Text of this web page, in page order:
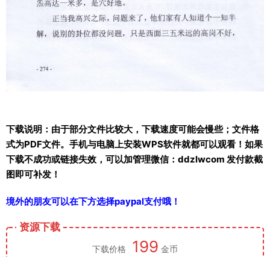
下载说明：由于部分文件比较大，下载速度可能会慢些；文件格
式为PDF文件。手机与电脑上安装WPS软件就都可以观看！如果
下载不成功或链接失效，可以加管理微信：ddzlwcom 发付款截
图即可补发！
境外的朋友可以在下方选择paypal支付哦！
资源下载
下载价格 199 金币